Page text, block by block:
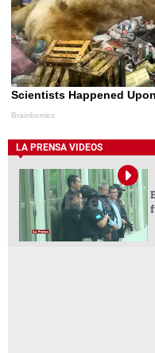
LA PRENSA VIDEOS